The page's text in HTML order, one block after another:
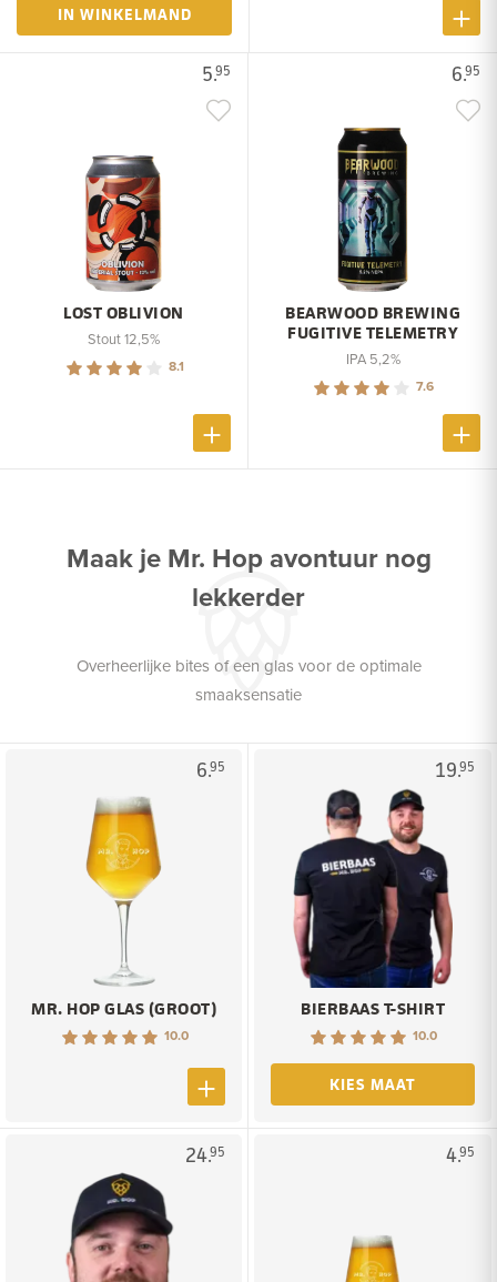
IN WINKELMAND
5.95
LOST OBLIVION
Stout 12,5%
8.1
6.95
BEARWOOD BREWING
FUGITIVE TELEMETRY
IPA 5,2%
7.6
Maak je Mr. Hop avontuur nog
lekkerder
Overheerlijke bites of een glas voor de optimale
smaaksensatie
6.95
MR. HOP GLAS (GROOT)
10.0
19.95
BIERBAAS T-SHIRT
10.0
KIES MAAT
24.95 4.95